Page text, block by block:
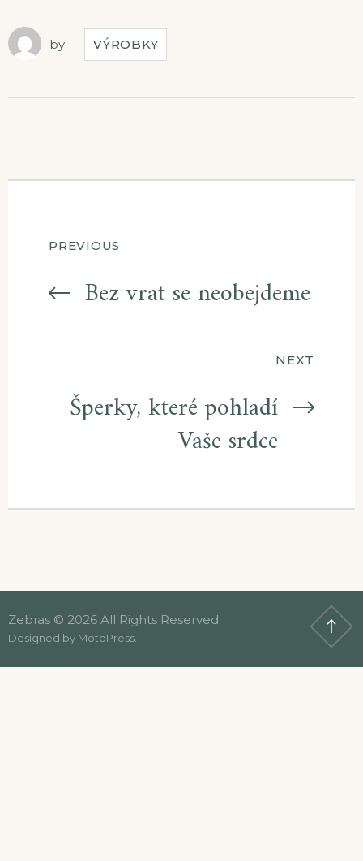
by VÝROBKY
Navigace
pro
PREVIOUS
Bez vrat se neobejdeme
NEXT
Šperky, které pohladí
Vaše srdce
Zebras © 2026 All Rights Reserved.
Designed by MotoPress